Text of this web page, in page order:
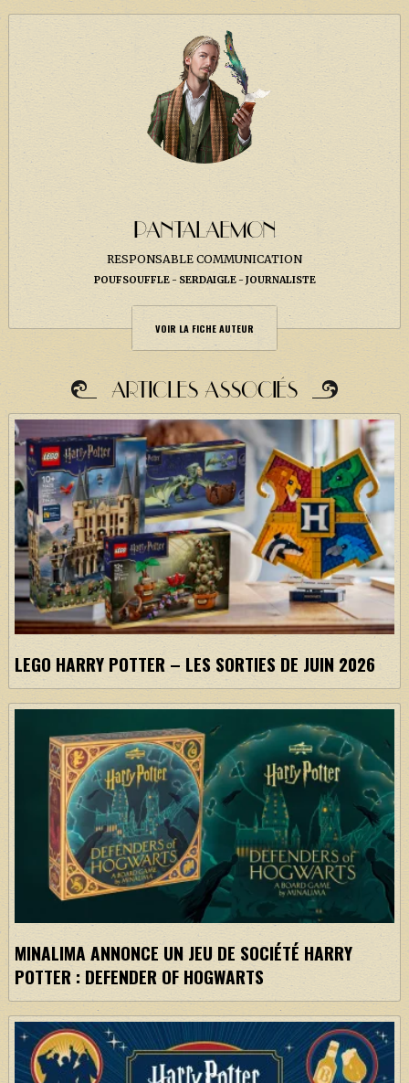
PANTALAEMON
RESPONSABLE COMMUNICATION
POUFSOUFFLE SERDAIGLE JOURNALISTE
VOIR LA FICHE AUTEUR
ARTICLES ASSOCIÉS
LEGO HARRY POTTER – LES SORTIES DE JUIN 2026
MINALIMA ANNONCE UN JEU DE SOCIÉTÉ HARRY
POTTER : DEFENDER OF HOGWARTS